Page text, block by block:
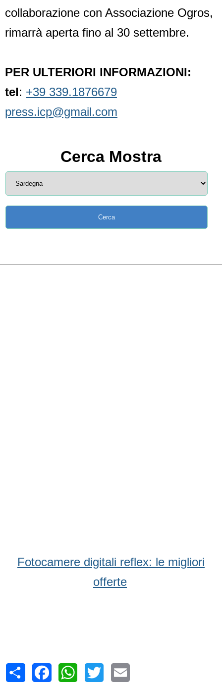
collaborazione con Associazione Ogros,
rimarrà aperta fino al 30 settembre.
PER ULTERIORI INFORMAZIONI:
tel: +39 339.1876679
press.icp@gmail.com
Cerca Mostra
Fotocamere digitali reflex: le migliori
offerte
Condividi
Facebook
WhatsApp
TwitterEmail